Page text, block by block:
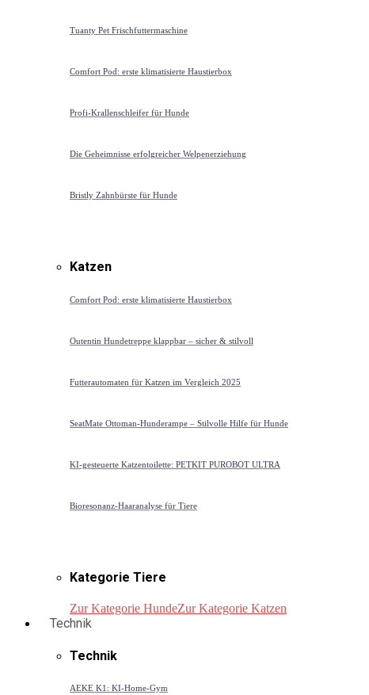
Tuanty Pet Frischfuttermaschine
Comfort Pod: erste klimatisierte Haustierbox
Profi-Krallenschleifer für Hunde
Die Geheimnisse erfolgreicher Welpenerziehung
Bristly Zahnbürste für Hunde
Katzen
Comfort Pod: erste klimatisierte Haustierbox
Outentin Hundetreppe klappbar – sicher & stilvoll
Futterautomaten für Katzen im Vergleich 2025
SeatMate Ottoman-Hunderampe – Stilvolle Hilfe für Hunde
KI-gesteuerte Katzentoilette: PETKIT PUROBOT ULTRA
Bioresonanz-Haaranalyse für Tiere
Kategorie Tiere
Zur Kategorie HundeZur Kategorie Katzen
Technik
Technik
AEKE K1: KI-Home-Gym